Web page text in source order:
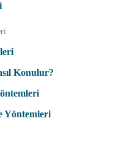
Konulur?
Yöntemleri